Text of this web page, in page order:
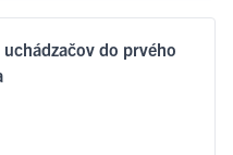
do prvého